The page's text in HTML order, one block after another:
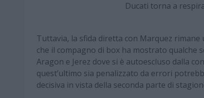
Ducati torna a
Tuttavia, la sfida diretta con Marquez
che il compagno di box ha mostrato qualche
Aragon e Jerez dove si è autoescluso dalla
quest’ultimo sia penalizzato da errori
decisiva in vista della seconda parte di